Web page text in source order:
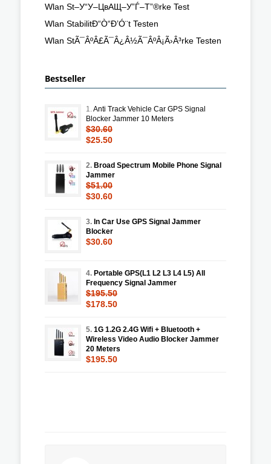
Wlan St–У“У–ЦвАЩ–У”Ѓ–Т”®rke Test
Wlan StabilitÐ“Ò“Ð’Ó¨t Testen
Wlan StÃ¯ÂºÂ£Ã¯Â¿Â½Ã¯ÂºÂ¡Ã›Â³rke Testen
Bestseller
1.Anti Track Vehicle Car GPS Signal
Blocker Jammer 10 Meters
$30.60
$25.50
2. Broad Spectrum Mobile Phone Signal
Jammer
$51.00
$30.60
3. In Car Use GPS Signal Jammer
Blocker
$30.60
4. Portable GPS(L1 L2 L3 L4 L5) All
Frequency Signal Jammer
$195.50
$178.50
5. 1G 1.2G 2.4G Wifi + Bluetooth +
Wireless Video Audio Blocker Jammer
20 Meters
$195.50